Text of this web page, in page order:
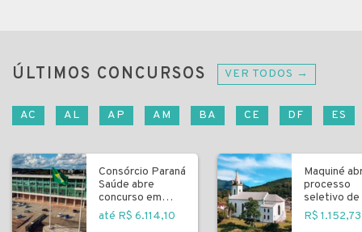
ÚLTIMOS CONCURSOS VER TODOS →
AC AL AP AM BA CE DF ES
Consórcio Paraná
Saúde abre
concurso em
Curitiba
até R$ 6.114,10
Maquiné
processo
seletivo de
R$ 1.152,73